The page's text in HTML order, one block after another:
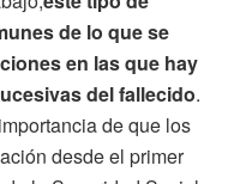
de lo que se
en las que hay
del fallecido.
de que los
desde el primer